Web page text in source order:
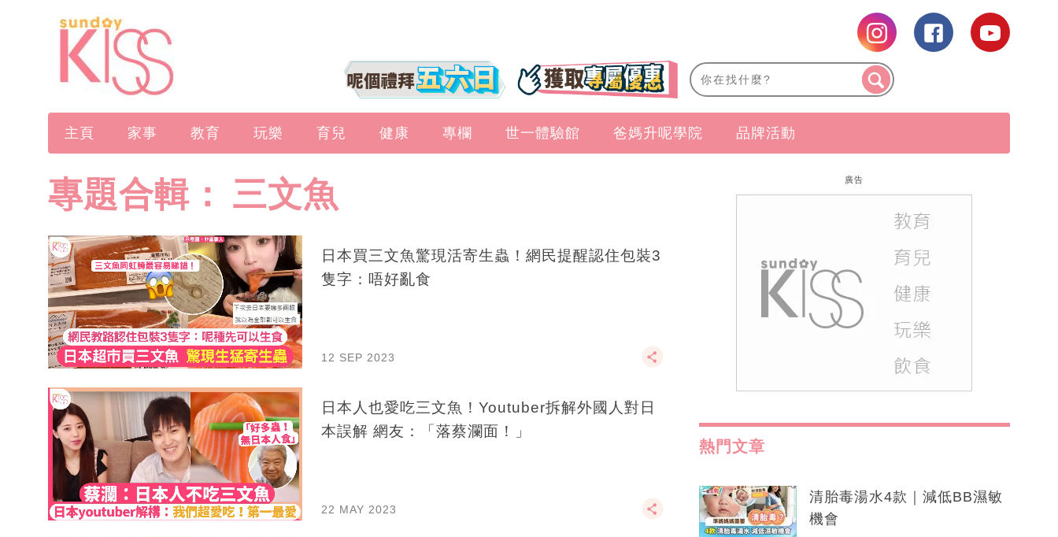
主頁 家事 教育 玩樂 育兒 健康 專欄 世一體驗館 爸媽升呢學院 品牌活動
專題合輯： 三文魚
日本買三文魚驚現活寄生蟲！網民提醒認住包裝3
隻字：唔好亂食
12 SEP 2023
日本人也愛吃三文魚！Youtuber拆解外國人對日
本誤解 網友：「落蔡瀾面！」
22 MAY 2023
廣告
熱門文章
清胎毒湯水4款｜減低BB濕敏
機會